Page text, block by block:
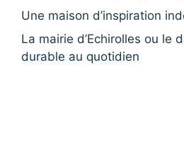
Une maison d’inspiration
La mairie d’Echirolles ou le
durable au quotidien